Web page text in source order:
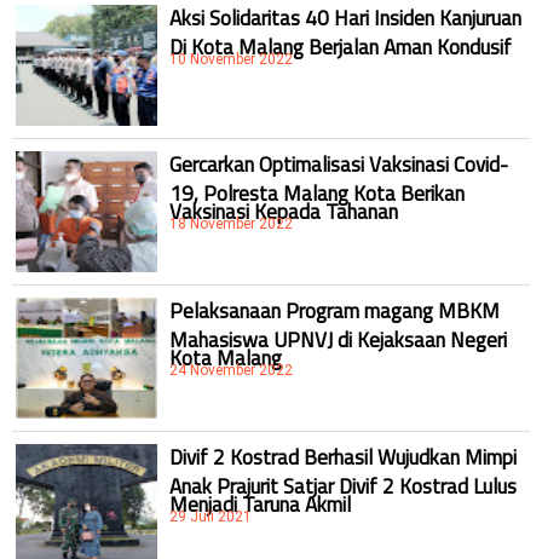
Aksi Solidaritas 40 Hari Insiden Kanjuruan
Di Kota Malang Berjalan Aman Kondusif
10 November 2022
Gercarkan Optimalisasi Vaksinasi Covid-
19, Polresta Malang Kota Berikan
Vaksinasi Kepada Tahanan
18 November 2022
Pelaksanaan Program magang MBKM
Mahasiswa UPNVJ di Kejaksaan Negeri
Kota Malang
24 November 2022
Divif 2 Kostrad Berhasil Wujudkan Mimpi
Anak Prajurit Satjar Divif 2 Kostrad Lulus
Menjadi Taruna Akmil
29 Juli 2021